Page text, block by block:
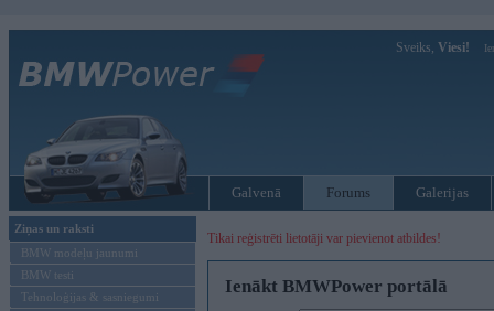
Sveiks, Viesi!
Galvenā Forums Galerijas
Ziņas un raksti
BMW modeļu jaunumi
BMW testi
Tehnoloģijas & sasniegumi
Tikai reģistrēti lietotāji var pievienot atbildes!
Ienākt BMWPower portālā